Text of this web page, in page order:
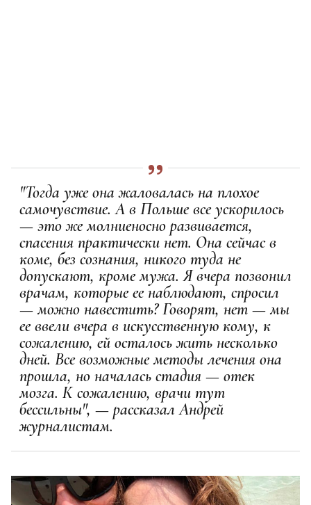
"Тогда уже она жаловалась на плохое
самочувствие. А в Польшевсе ускорилось
— это же молниеносно развивается,
спасения практически нет. Она сейчас в
коме, без сознания, никого туда не
допускают, кроме мужа. Я вчера позвонил
врачам, которые ее наблюдают, спросил
— можно навестить? Говорят, нет — мы
ее ввели вчера в искусственную кому, к
сожалению, ей осталось жить несколько
дней. Все возможные методы лечения она
прошла, но началась стадия — отек
мозга. К сожалению, врачи тут
бессильны", — рассказал Андрей
журналистам.